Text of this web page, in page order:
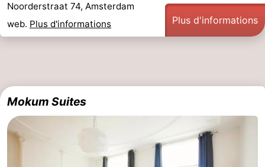
et
Boissons
Shopping
-
Grands
Magasins
Faire
du
vélo
Événements
Spécial
Noorderstraat 74, Amsterdam
web. Plus d'informations Plus d'informations
Mokum Suites